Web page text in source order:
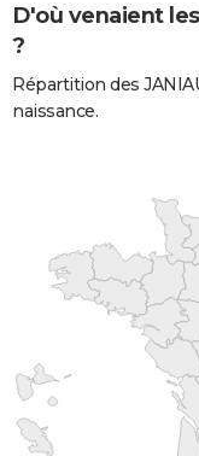
D'où venaient
?
Répartition des
naissance.